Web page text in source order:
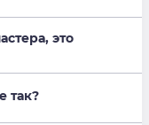
это
так?